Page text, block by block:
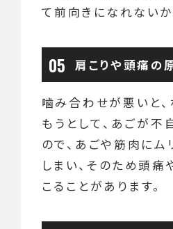
て前向きになれないか
肩こりや頭痛の
噛み合わせが悪いと、
もうとして、あごが不
ので、あごや筋肉にム
しまい、そのため頭
こることがあります。